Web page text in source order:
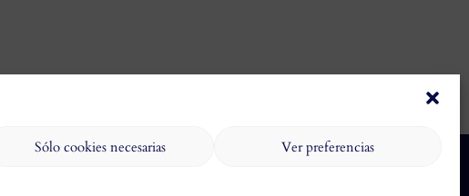
Sólo cookies necesarias Ver preferencias